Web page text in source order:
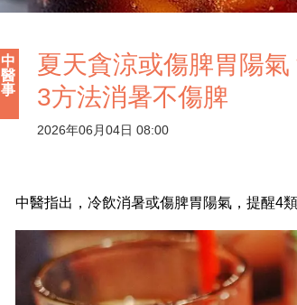
中
醫
事
夏天貪涼或傷脾胃陽
3方法消暑不傷脾
2026年06月04日 08:00
中醫指出，冷飲消暑或傷脾胃陽氣，提醒4